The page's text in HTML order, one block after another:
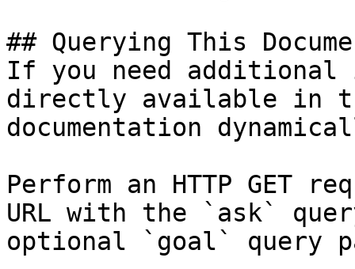
## Querying This
If you need
directly available in
documentation
Perform an HTTP GET
URL with the `ask`
optional `goal` query